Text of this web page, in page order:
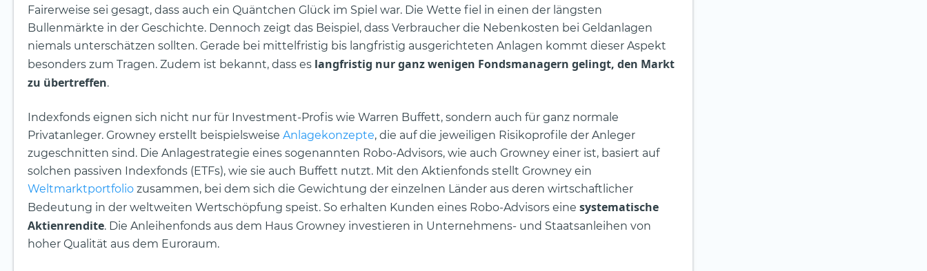
Fairerweise sei gesagt, dass auch ein Quäntchen Glück im Spiel war. Die Wette fiel in einen der längsten
Bullenmärkte in der Geschichte. Dennoch zeigt das Beispiel, dass Verbraucher die Nebenkosten bei Geldanlagen
niemals unterschätzen sollten. Gerade bei mittelfristig bis langfristig ausgerichteten Anlagen kommt dieser Aspekt
besonders zum Tragen. Zudem ist bekannt, dass es langfristig nur ganz wenigen Fondsmanagern gelingt, den Markt
zu übertreffen.
Indexfonds eignen sich nicht nur für Investment-Profis wie Warren Buffett, sondern auch für ganz normale
Privatanleger. Growney erstellt beispielsweise Anlagekonzepte, die auf die jeweiligen Risikoprofile der Anleger
zugeschnitten sind. Die Anlagestrategie eines sogenannten Robo-Advisors, wie auch Growney einer ist, basiert auf
solchen passiven Indexfonds (ETFs), wie sie auch Buffett nutzt. Mit den Aktienfonds stellt Growney ein
Weltmarktportfolio zusammen, bei dem sich die Gewichtung der einzelnen Länder aus deren wirtschaftlicher
Bedeutung in der weltweiten Wertschöpfung speist. So erhalten Kunden eines Robo-Advisors eine systematische
Aktienrendite. Die Anleihenfonds aus dem Haus Growney investieren in Unternehmens- und Staatsanleihen von
hoher Qualität aus dem Euroraum.